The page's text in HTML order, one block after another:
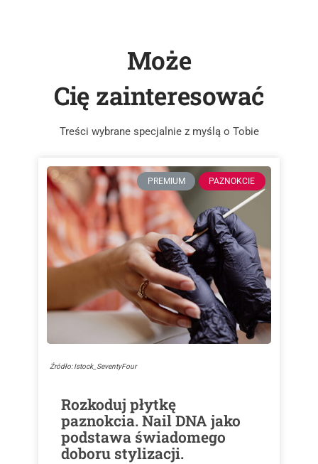
Może
Cię zainteresować
Treści wybrane specjalnie z myślą o Tobie
PREMIUM PAZNOKCIE
Źródło: Istock_SeventyFour
Rozkoduj płytkę
paznokcia. Nail DNA jako
podstawa świadomego
doboru stylizacji.